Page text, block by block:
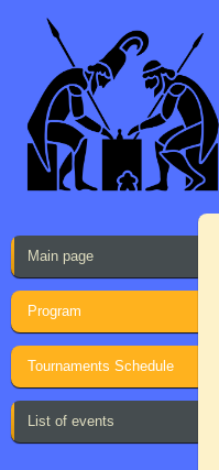
Main page
Program
Tournaments Schedule
List of events